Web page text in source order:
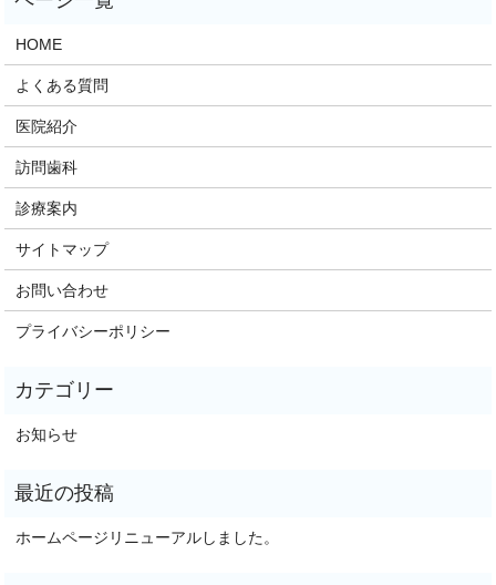
HOME
よくある質問
医院紹介
訪問歯科
診療案内
サイトマップ
お問い合わせ
プライバシーポリシー
お知らせ
ホームページリニューアルしました。